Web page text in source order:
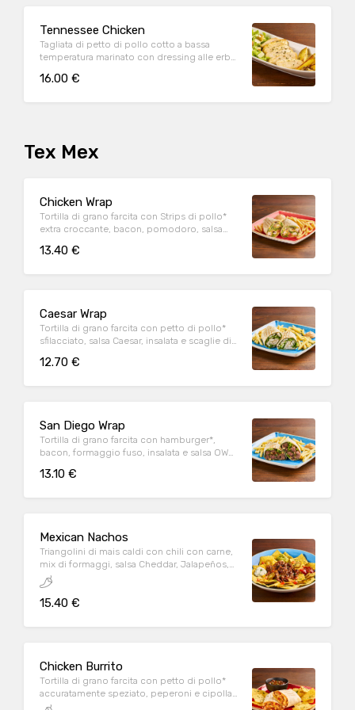
Tennessee Chicken
Tagliata di petto di pollo cotto a bassa
temperatura marinato con dressing alle erbe,
patate al forno
16.00 €
Tex Mex
Chicken Wrap
Tortilla di grano farcita con Strips di pollo*
extra croccante, bacon, pomodoro, salsa
patate* Fries e salsa OWW
13.40 €
Caesar Wrap
Tortilla di grano farcita con petto di pollo*
sfilacciato, salsa Caesar, insalata e scaglie di
patate* Fries e salsa OWW
12.70 €
San Diego Wrap
Tortilla di grano farcita con hamburger*,
bacon, formaggio fuso, insalata e salsa OWW,
13.10 €
Mexican Nachos
Triangolini di mais caldi con chili con carne,
mix di formaggi, salsa Cheddar, Jalapeños,
pomodoro e prezzemolo fresco, serviti con
mix di salse (Guacamole, Messicana e sauce
Cream)
15.40 €
Chicken Burrito
Tortilla di grano farcita con petto di pollo*
accuratamente speziato, peperoni e cipolla
rossa marinati in salsa Messicana, mix di